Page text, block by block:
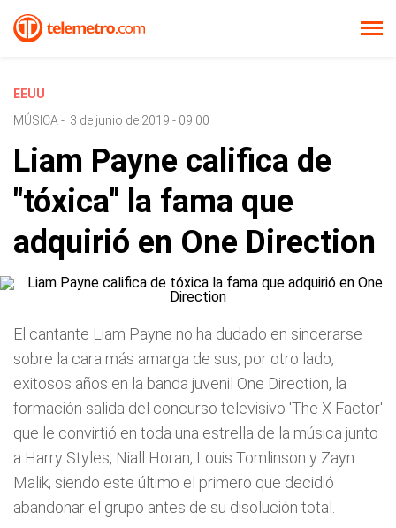
EEUU
MÚSICA - 3 de junio de 2019 - 09:00
Liam Payne califica de
"tóxica" la fama que
adquirió en One Direction
El cantante Liam Payne no ha dudado en sincerarse
sobre la cara más amarga de sus, por otro lado,
exitosos años en la banda juvenil One Direction, la
formación salida del concurso televisivo 'The X Factor'
que le convirtió en toda una estrella de la música junto
a Harry Styles, Niall Horan, Louis Tomlinson y Zayn
Malik, siendo este último el primero que decidió
abandonar el grupo antes de su disolución total.